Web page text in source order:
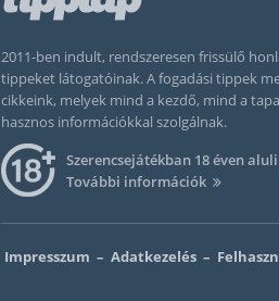
2011-ben indult, rendszeresen frissülő
tippeket látogatóinak. A fogadási tippek
cikkeink, melyek mind a kezdő, mind a
hasznos információkkal szolgálnak.
Szerencsejátékban 18 éven
További információk
Impresszum – Adatkezelés –